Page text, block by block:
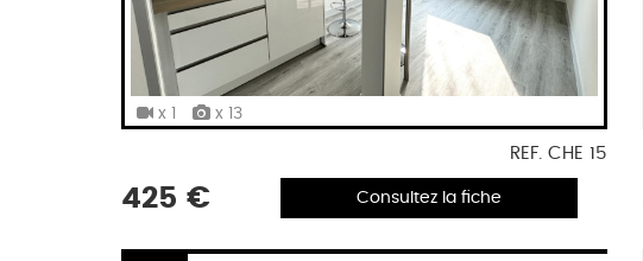
x 1 x 13
REF. CHE 15
425 € Consultez la fiche